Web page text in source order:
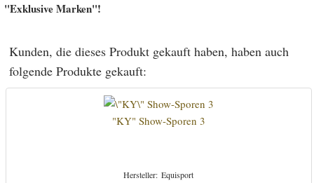
"Exklusive Marken"!
Kunden, die dieses Produkt gekauft haben, haben auch
folgende Produkte gekauft:
"KY" Show-Sporen 3
Equisport